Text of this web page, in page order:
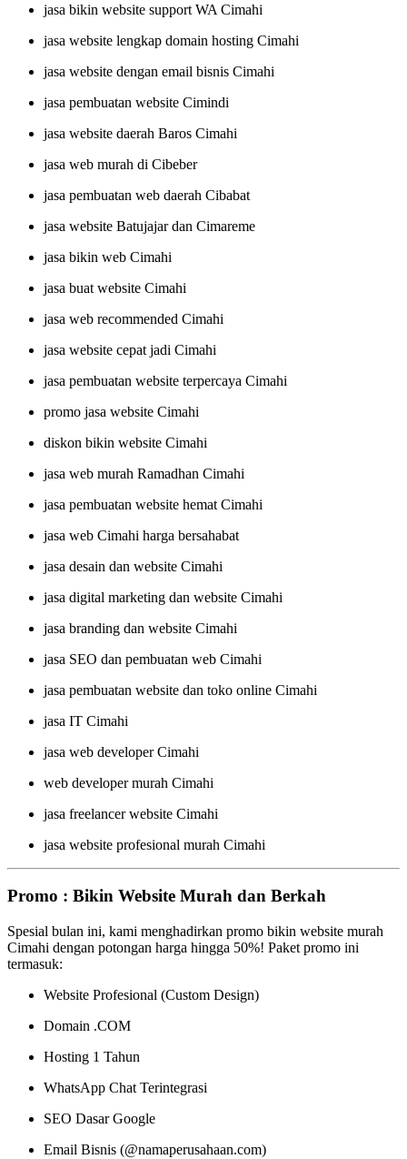
jasa bikin website support WA Cimahi
jasa website lengkap domain hosting Cimahi
jasa website dengan email bisnis Cimahi
jasa pembuatan website Cimindi
jasa website daerah Baros Cimahi
jasa web murah di Cibeber
jasa pembuatan web daerah Cibabat
jasa website Batujajar dan Cimareme
jasa bikin web Cimahi
jasa buat website Cimahi
jasa web recommended Cimahi
jasa website cepat jadi Cimahi
jasa pembuatan website terpercaya Cimahi
promo jasa website Cimahi
diskon bikin website Cimahi
jasa web murah Ramadhan Cimahi
jasa pembuatan website hemat Cimahi
jasa web Cimahi harga bersahabat
jasa desain dan website Cimahi
jasa digital marketing dan website Cimahi
jasa branding dan website Cimahi
jasa SEO dan pembuatan web Cimahi
jasa pembuatan website dan toko online Cimahi
jasa IT Cimahi
jasa web developer Cimahi
web developer murah Cimahi
jasa freelancer website Cimahi
jasa website profesional murah Cimahi
Promo : Bikin Website Murah dan Berkah
Spesial bulan ini, kami menghadirkan promo bikin website murah
Cimahi dengan potongan harga hingga 50%! Paket promo ini
termasuk:
Website Profesional (Custom Design)
Domain .COM
Hosting 1 Tahun
WhatsApp Chat Terintegrasi
SEO Dasar Google
Email Bisnis (@namaperusahaan.com)